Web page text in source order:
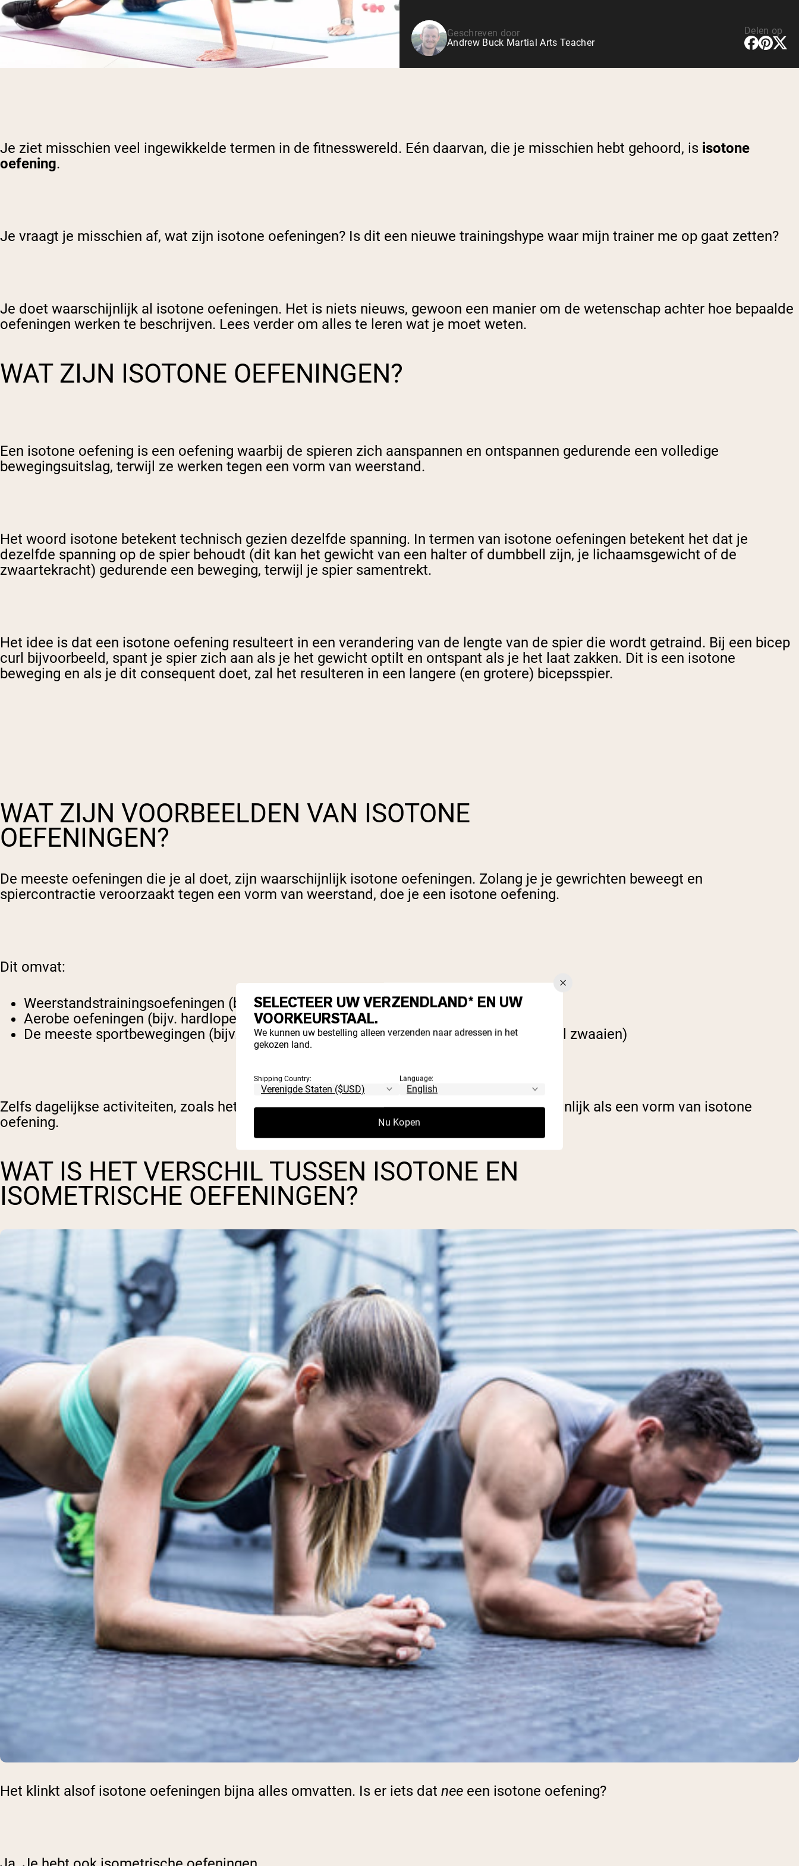
Geschreven door
Andrew Buck Martial Arts Teacher
Delen op
Je ziet misschien veel ingewikkelde termen in de fitnesswereld. Eén daarvan, die je misschien hebt gehoord, is isotone
oefening.
Je vraagt je misschien af, wat zijn isotone oefeningen? Is dit een nieuwe trainingshype waar mijn trainer me op gaat zetten?
Je doet waarschijnlijk al isotone oefeningen. Het is niets nieuws, gewoon een manier om de wetenschap achter hoe bepaalde
oefeningen werken te beschrijven. Lees verder om alles te leren wat je moet weten.
WAT ZIJN ISOTONE OEFENINGEN?
Een isotone oefening is een oefening waarbij de spieren zich aanspannen en ontspannen gedurende een volledige
bewegingsuitslag, terwijl ze werken tegen een vorm van weerstand.
Het woord isotone betekent technisch gezien dezelfde spanning. In termen van isotone oefeningen betekent het dat je
dezelfde spanning op de spier behoudt (dit kan het gewicht van een halter of dumbbell zijn, je lichaamsgewicht of de
zwaartekracht) gedurende een beweging, terwijl je spier samentrekt.
Het idee is dat een isotone oefening resulteert in een verandering van de lengte van de spier die wordt getraind. Bij een bicep
curl bijvoorbeeld, spant je spier zich aan als je het gewicht optilt en ontspant als je het laat zakken. Dit is een isotone
beweging en als je dit consequent doet, zal het resulteren in een langere (en grotere) bicepsspier.
WAT ZIJN VOORBEELDEN VAN ISOTONE
OEFENINGEN?
De meeste oefeningen die je al doet, zijn waarschijnlijk isotone oefeningen. Zolang je je gewrichten beweegt en
spiercontractie veroorzaakt tegen een vorm van weerstand, doe je een isotone oefening.
Dit omvat:
Weerstandstrainingsoefeningen (bijv. curls, bankdrukken, deadlifts, squats, pull-ups)
Aerobe oefeningen (bijv. hardlopen, zwemmen, fietsen)
De meeste sportbewegingen (bijv. een stoot uitdelen, een voetbal gooien, een knuppel zwaaien)
Zelfs dagelijkse activiteiten, zoals het gras maaien of een hek schilderen, tellen waarschijnlijk als een vorm van isotone
oefening.
WAT IS HET VERSCHIL TUSSEN ISOTONE EN
ISOMETRISCHE OEFENINGEN?
Het klinkt alsof isotone oefeningen bijna alles omvatten. Is er iets dat nee een isotone oefening?
SELECTEER UW VERZENDLAND* EN UW
VOORKEURSTAAL.
We kunnen uw bestelling alleen verzenden naar adressen in het
gekozen land.
Shipping Country: Language:
Nu Kopen